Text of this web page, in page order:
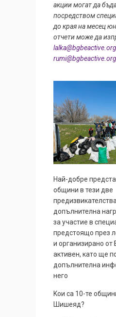
акции могат да
посредством
до края на месец
отчети може да
lalka@bgbeactive.org
rumi@bgbeactive.org
Най-добре
общини в тези две
допълнителна
за участие в
предстоящо през
и организирано от
активен, като ще
допълнителна
него
Koи са 10-те
Шишеяд?